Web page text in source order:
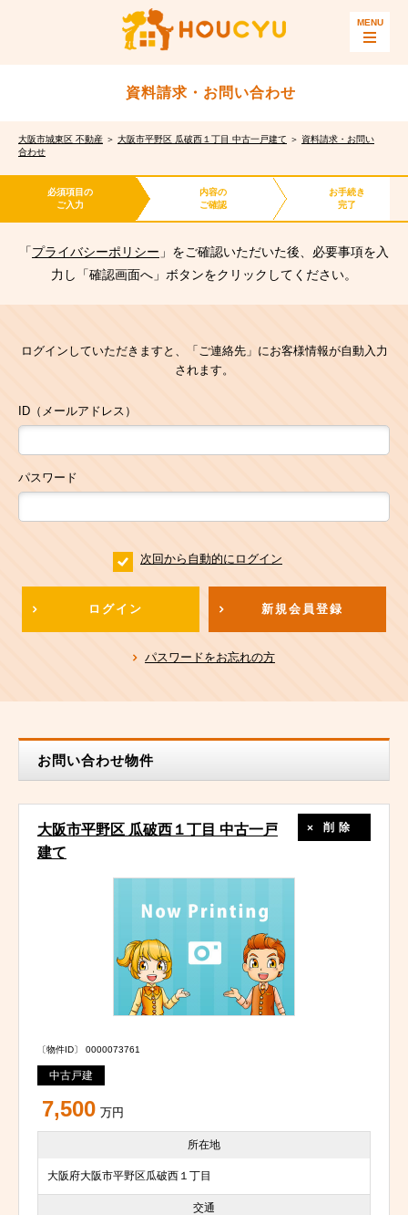
資料請求・お問い合わせ
大阪市城東区 不動産 ＞ 大阪市平野区 瓜破西１丁目 中古一戸建て ＞ 資料請求・お問い
合わせ
必須項目の
ご入力
内容の
ご確認
お手続き
完了
「プライバシーポリシー 」をご確認いただいた後、必要事項を入
力し「確認画面へ」ボタンをクリックしてください。
ログインしていただきますと、「ご連絡先」にお客様情報が自動入力
されます。
ID（メールアドレス）
パスワード
次回から自動的にログイン
ログイン 新規会員登録
パスワードをお忘れの方
お問い合わせ物件
大阪市平野区 瓜破西１丁目 中古一戸
建て
削除
〔物件ID〕 0000073761
中古戸建
7,500 万円
所在地
大阪府大阪市平野区瓜破西１丁目
交通